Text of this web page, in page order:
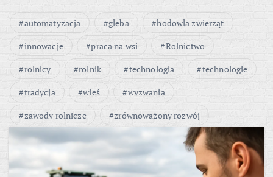
automatyzacja gleba
hodowla zwierząt
innowacje
praca na wsi
Rolnictwo
rolnicy
rolnik technologia
technologie
tradycja
wieś
wyzwania
zawody rolnicze
zrównoważony rozwój